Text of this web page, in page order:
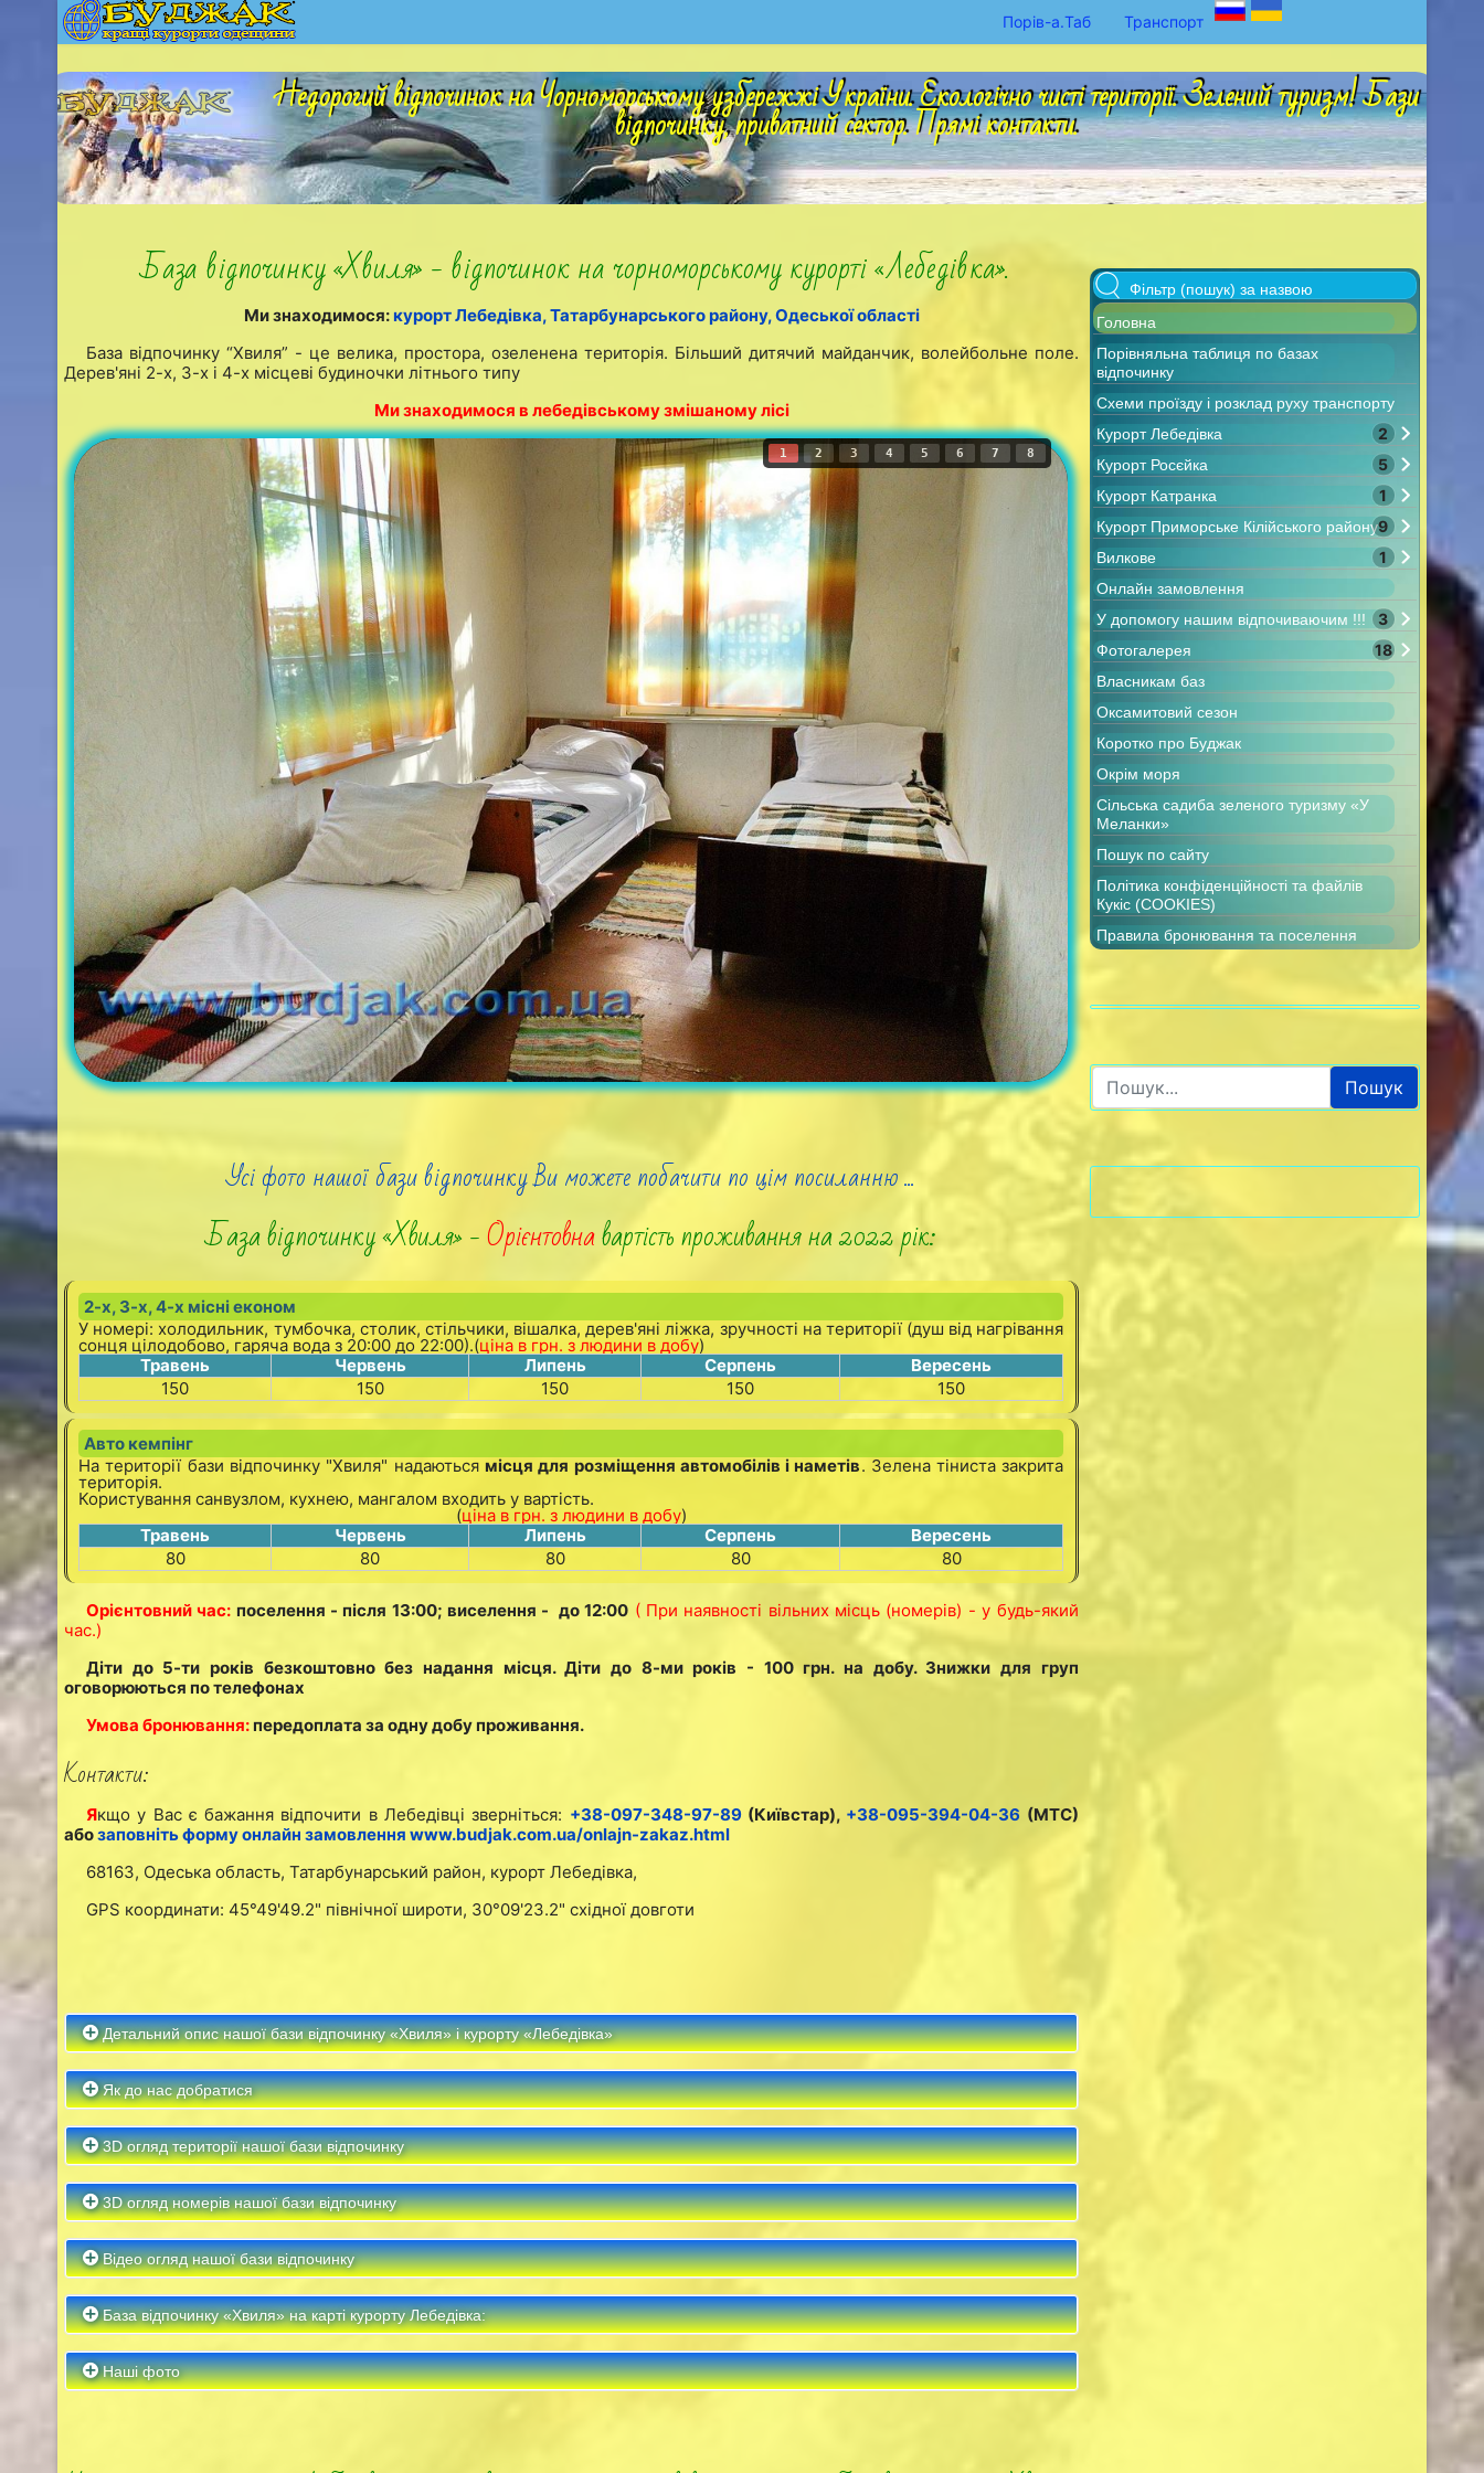
Порів-а.Таб Транспорт
Недорогий відпочинок на Чорноморському узбережжі України. Екологічно чисті території. Зелений туризм! Бази
відпочинку, приватний сектор. Прямі контакти.
База відпочинку «Хвиля» - відпочинок на чорноморському курорті «Лебедівка».
Ми знаходимося:курорт Лебедівка, Татарбунарського району, Одеської області
База відпочинку “Хвиля” - це велика, простора, озеленена територія. Більший дитячий майданчик, волейбольне поле.
Дерев'яні 2-х, 3-х і 4-х місцеві будиночки літнього типу
Ми знаходимося в лебедівському змішаному лісі
1 2 3 4 5 6 7 8
Усі фото нашої бази відпочинку Ви можете побачити по цім посиланню ...
База відпочинку «Хвиля» -Орієнтовнавартість проживання на 2022 рік:
2-х, 3-х, 4-х місні економ
У номері: холодильник, тумбочка, столик, стільчики, вішалка, дерев'яні ліжка, зручності на території (душ від нагрівання
сонця цілодобово, гаряча вода з 20:00 до 22:00).(ціна в грн. з людини в добу)
Травень
Червень Липень Серпень
Вересень
150
150 150 150 150
Авто кемпінг
На території бази відпочинку "Хвиля" надаються місця для розміщення автомобілів і наметів. Зелена тіниста закрита
територія.
Користування санвузлом, кухнею, мангалом входить у вартість.
(ціна в грн. з людини в добу)
Травень
Червень Липень Серпень
Вересень
80
80 80 80 80
Орієнтовний час: поселення - після 13:00; виселення - до 12:00 ( При наявності вільних місць (номерів) - у будь-який
час.)
Діти до 5-ти років безкоштовно без надання місця. Діти до 8-ми років - 100 грн. на добу. Знижки для груп
оговорюються по телефонах
Умова бронювання:передоплата за одну добу проживання.
Контакти:
Якщо у Вас є бажання відпочити в Лебедівці зверніться: +38-097-348-97-89(Київстар), +38-095-394-04-36 (МТС)
абозаповніть форму онлайн замовлення www.budjak.com.ua/onlajn-zakaz.html
68163, Одеська область, Татарбунарський район, курорт Лебедівка,
GPS координати: 45°49'49.2" північної широти, 30°09'23.2" східної довготи
Детальний опис нашої бази відпочинку «Хвиля» і курорту «Лебедівка»
Як до нас добратися
3D огляд території нашої бази відпочинку
3D огляд номерів нашої бази відпочинку
Відео огляд нашої бази відпочинку
База відпочинку «Хвиля» на карті курорту Лебедівка:
Наші фото
Головна
Порівняльна таблиця по базах
відпочинку
Схеми проїзду і розклад руху транспорту
Курорт Лебедівка
2
Курорт Росєйка 5
Курорт Катранка 1
Курорт Приморське Кілійського району9
Вилкове 1
Онлайн замовлення
У допомогу нашим відпочиваючим !!!
3
Фотогалерея 18
Власникам баз
Оксамитовий сезон
Коротко про Буджак
Окрім моря
Сільська садиба зеленого туризму «У
Меланки»
Пошук по сайту
Політика конфіденційності та файлів
Кукіс (COOKIES)
Правила бронювання та поселення
Пошук